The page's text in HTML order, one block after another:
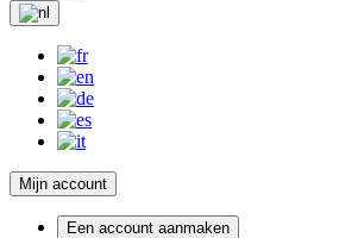
Mijn account
Een account aanmaken